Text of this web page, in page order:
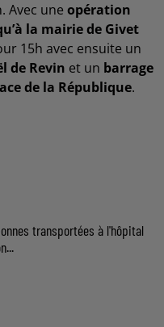
Avec une opération
la mairie de Givet
15h avec ensuite un
de Revin et un barrage
de la République.
transportées à l'hôpital